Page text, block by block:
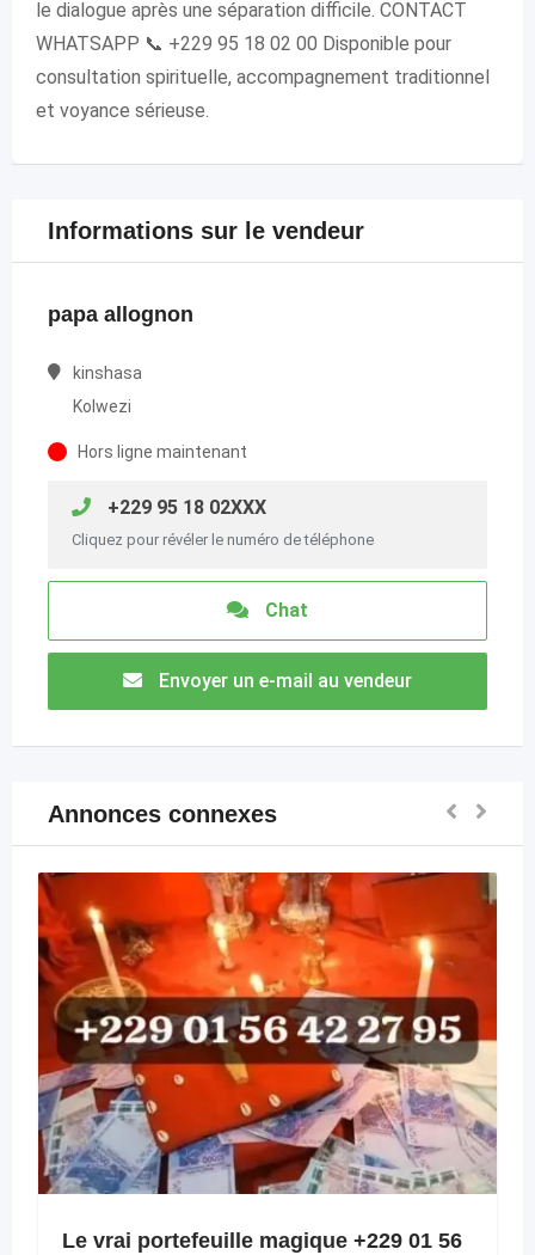
le dialogue après une séparation difficile. CONTACT
WHATSAPP 📞 +229 95 18 02 00 Disponible pour
consultation spirituelle, accompagnement traditionnel
et voyance sérieuse.
Informations sur le vendeur
papa allognon
kinshasa
Kolwezi
Hors ligne maintenant
+229 95 18 02XXX
Cliquez pour révéler le numéro de téléphone
Chat
Envoyer un e-mail au vendeur
Annonces connexes
Le vrai portefeuille magique +229 01 56